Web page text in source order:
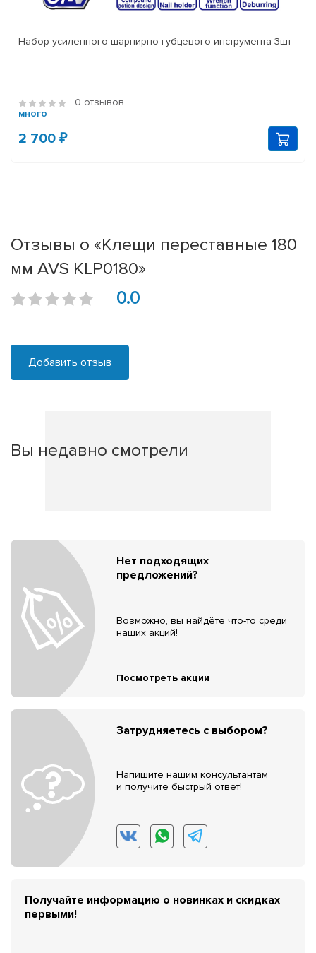
Набор усиленного шарнирно-губцевого инструмента 3шт
0 отзывов
много
2 700 ₽
Отзывы о «Клещи переставные 180
мм AVS KLP0180»
0.0
Добавить отзыв
Вы недавно смотрели
Нет подходящих
предложений?
Возможно, вы найдёте что-то среди
наших акций!
Посмотреть акции
Затрудняетесь с выбором?
Напишите нашим консультантам
и получите быстрый ответ!
Получайте информацию о новинках и скидках
первыми!